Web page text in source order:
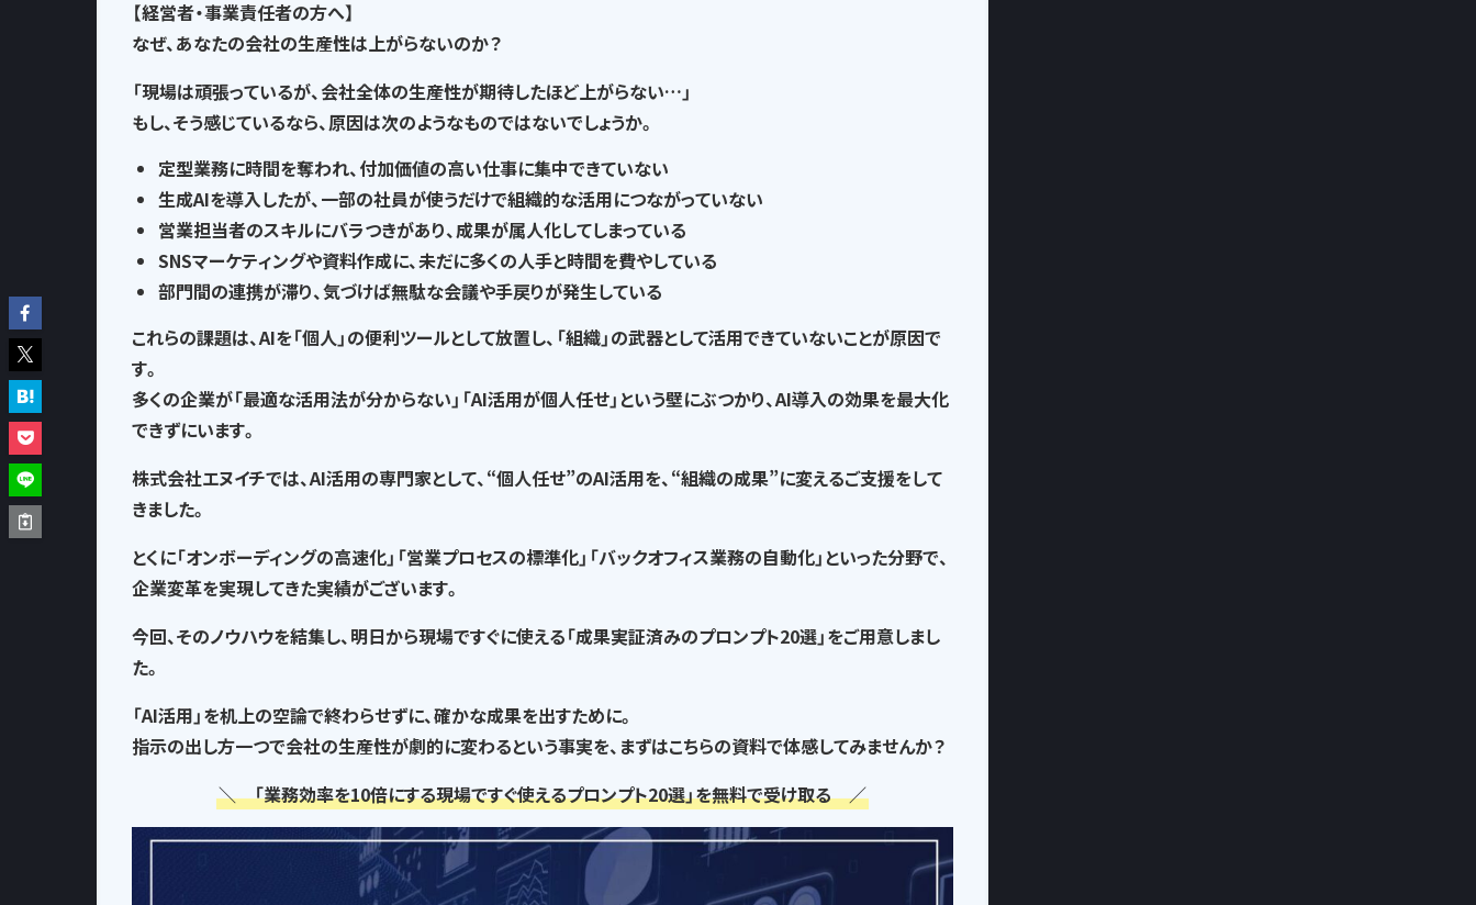
【経営者・事業責任者の方へ】
なぜ、あなたの会社の生産性は上がらないのか？
「現場は頑張っているが、会社全体の生産性が期待したほど上がらない…」
もし、そう感じているなら、原因は次のようなものではないでしょうか。
定型業務に時間を奪われ、付加価値の高い仕事に集中できていない
生成AIを導入したが、一部の社員が使うだけで組織的な活用につながっていない
営業担当者のスキルにバラつきがあり、成果が属人化してしまっている
SNSマーケティングや資料作成に、未だに多くの人手と時間を費やしている
部門間の連携が滞り、気づけば無駄な会議や手戻りが発生している
これらの課題は、AIを「個人」の便利ツールとして放置し、 「組織」の武器として活用できていないことが原因で
す。
多くの企業が「最適な活用法が分からない」「AI活用が個人任せ」という壁にぶつかり、AI導入の効果を最大化
できずにいます。
株式会社エヌイチでは、AI活用の専門家として、“個人任せ”のAI活用を、“組織の成果”に変えるご支援をして
きました。
とくに「オンボーディングの高速化」「営業プロセスの標準化」「バックオフィス業務の自動化」といった分野で、
企業変革を実現してきた実績がございます。
今回、そのノウハウを結集し、明日から現場ですぐに使える「成果実証済みのプロンプト20選」をご用意しまし
た。
「AI活用」を机上の空論で終わらせずに、確かな成果を出すために。
指示の出し方一つで会社の生産性が劇的に変わるという事実を、まずはこちらの資料で体感してみませんか？
＼ 「業務効率を10倍にする現場ですぐ使えるプロンプト20選」を無料で受け取る ／